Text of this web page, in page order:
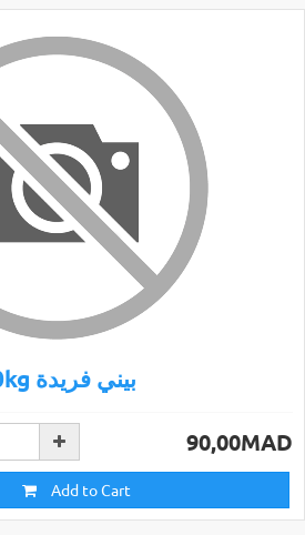
10kg بيني فريدة
90,00MAD
Add to Cart